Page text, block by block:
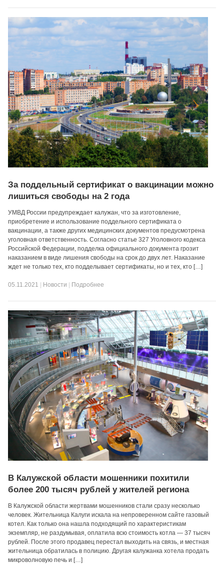
За поддельный сертификат о вакцинации можно
лишиться свободы на 2 года
УМВД России предупреждает калужан, что за изготовление,
приобретение и использование поддельного сертификата о
вакцинации, а также других медицинских документов предусмотрена
уголовная ответственность. Согласно статье 327 Уголовного кодекса
Российской Федерации, подделка официального документа грозит
наказанием в виде лишения свободы на срок до двух лет. Наказание
ждет не только тех, кто подделывает сертификаты, но и тех, кто […]
05.11.2021 Новости Подробнее
В Калужской области мошенники похитили
более 200 тысяч рублей у жителей региона
В Калужской области жертвами мошенников стали сразу несколько
человек. Жительница Калуги искала на непроверенном сайте газовый
котел. Как только она нашла подходящий по характеристикам
экземпляр, не раздумывая, оплатила всю стоимость котла — 37 тысяч
рублей. После этого продавец перестал выходить на связь, и местная
жительница обратилась в полицию. Другая калужанка хотела продать
микроволновую печь и […]